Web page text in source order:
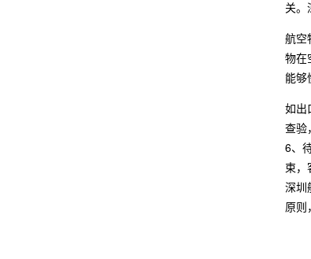
关。
航空
物在
能
如出
查验
6、
束，
深圳
原则